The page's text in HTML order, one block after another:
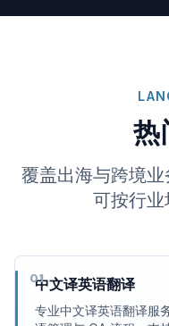
热
覆盖出海与跨境业
可按行业
01
中文译英语翻译
专业中文译英语翻译服